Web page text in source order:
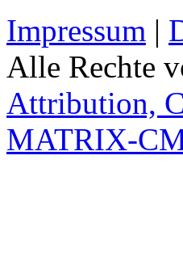
Impressum |
Alle Rechte
Attribution,
MATRIX-